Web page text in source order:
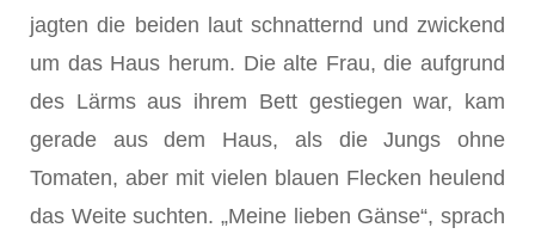
jagten die beiden laut schnatternd und zwickend
um das Haus herum. Die alte Frau, die aufgrund
des Lärms aus ihrem Bett gestiegen war, kam
gerade aus dem Haus, als die Jungs ohne
Tomaten, aber mit vielen blauen Flecken heulend
das Weite suchten. „Meine lieben Gänse“, sprach